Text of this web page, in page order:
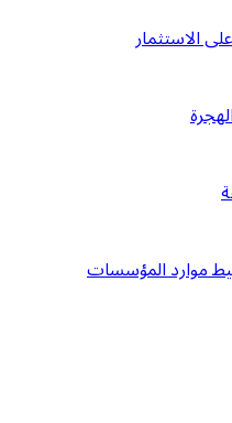
الاستثمار
موارد المؤسسات